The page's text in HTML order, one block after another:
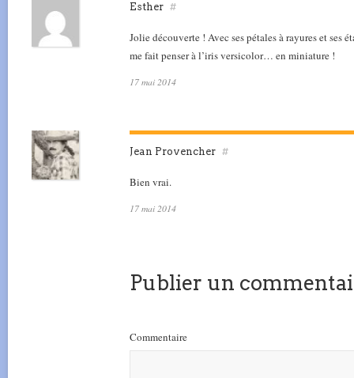
Esther #
Jolie découverte ! Avec ses pétales à rayures et ses
me fait penser à l’iris versicolor… en miniature !
17 mai 2014
Jean Provencher #
Bien vrai.
17 mai 2014
Publier un
Commentaire